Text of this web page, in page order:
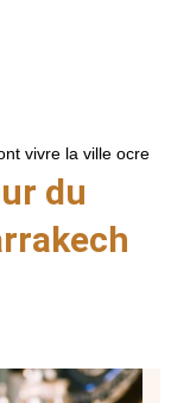
vivre la ville ocre
du